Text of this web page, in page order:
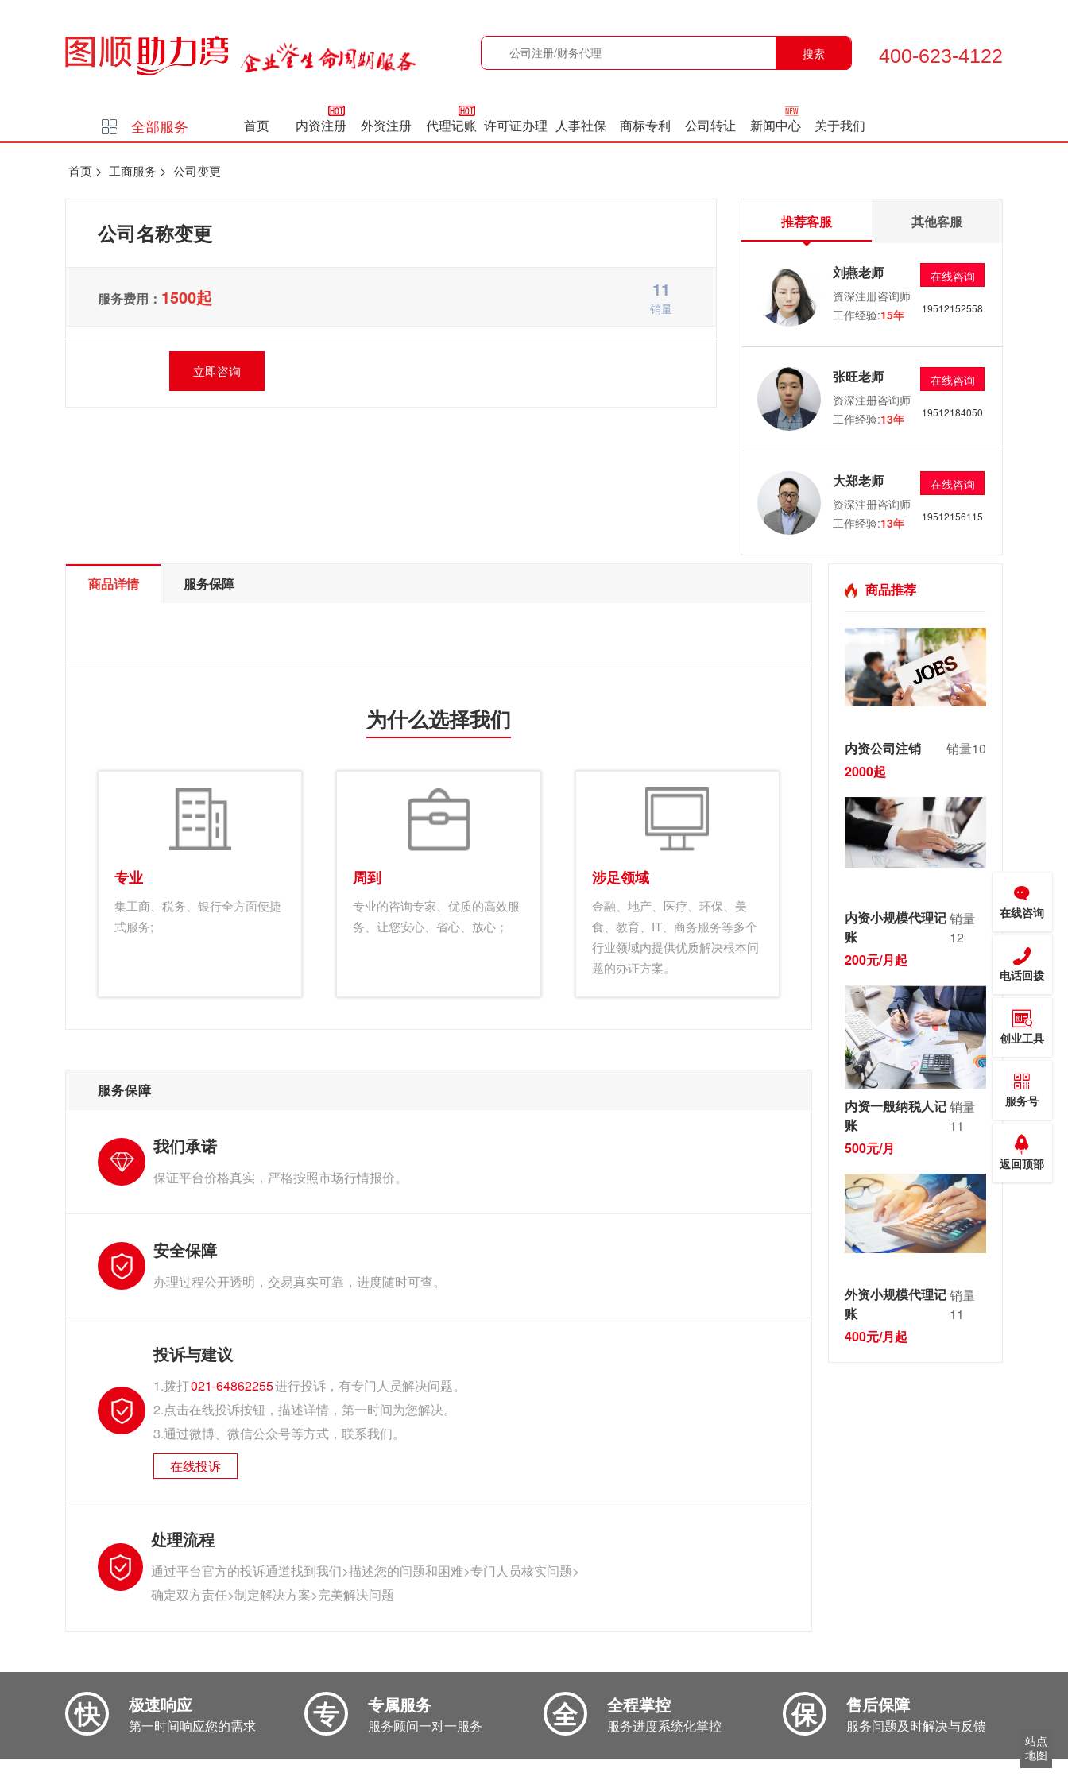
400-623-4122
全部服务 首页 内资注册 外资注册 代理记账 许可证办理 人事社保 商标专利 公司转让 新闻中心 关于我们
首页 > 工商服务 > 公司变更
公司名称变更
服务费用： 1500起 11
销量
立即咨询
推荐客服 其他客服
刘燕老师
资深注册咨询师
工作经验:15年
在线咨询
19512152558
张旺老师
资深注册咨询师
工作经验:13年
在线咨询
19512184050
大郑老师
资深注册咨询师
工作经验:13年
在线咨询
19512156115
商品详情 服务保障
为什么选择我们
专业
集工商、税务、银行全方面便捷
式服务;
周到
专业的咨询专家、优质的高效服
务、让您安心、省心、放心；
涉足领域
金融、地产、医疗、环保、美
食、教育、IT、商务服务等多个
行业领域内提供优质解决根本问
题的办证方案。
服务保障
我们承诺
保证平台价格真实，严格按照市场行情报价。
安全保障
办理过程公开透明，交易真实可靠，进度随时可查。
投诉与建议
1.拨打021-64862255进行投诉，有专门人员解决问题。
2.点击在线投诉按钮，描述详情，第一时间为您解决。
3.通过微博、微信公众号等方式，联系我们。
在线投诉
处理流程
通过平台官方的投诉通道找到我们>描述您的问题和困难>专门人员核实问题>
确定双方责任>制定解决方案>完美解决问题
商品推荐
内资公司注销
销量10
2000起
内资小规模代理记
账
销量
12
200元/月起
内资一般纳税人记
账
销量
11
500元/月
外资小规模代理记
账
销量
11
400元/月起
快 极速响应
第一时间响应您的需求 专 专属服务
服务顾问一对一服务 全 全程掌控
服务进度系统化掌控 保 售后保障
服务问题及时解决与反馈
在线咨询
电话回拨
创业工具
服务号
返回顶部
站点
地图